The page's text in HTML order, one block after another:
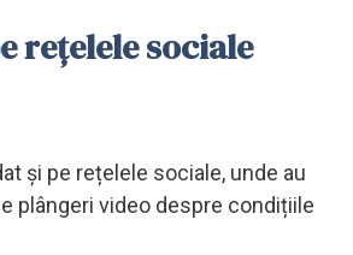
rețelele sociale
și pe rețelele sociale, unde au
plângeri video despre condițiile